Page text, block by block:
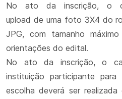
No ato da inscrição, o
upload de uma foto 3X4 do
JPG, com tamanho
orientações do edital.
No ato da inscrição, o
instituição participante para
escolha deverá ser